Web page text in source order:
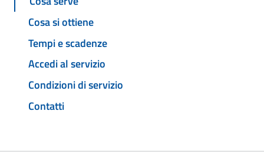
Cosa si ottiene
Tempi e scadenze
Accedi al servizio
Condizioni di servizio
Contatti